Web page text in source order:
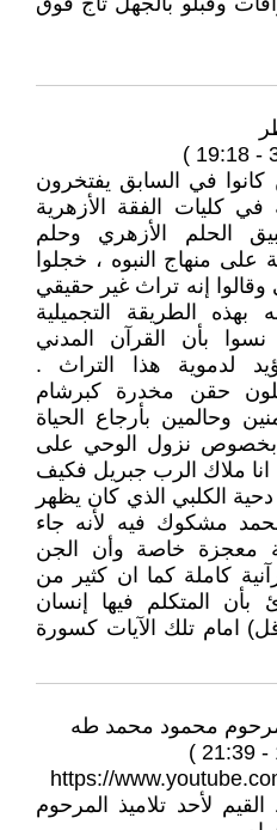
كانوا في السابق يفتخرون
في كليات الفقة الأزهرية
الحلم الأزهري وحلم
على منهاج النبوه ، خجلوا
إنه تراث غير حقيقي
الطريقة التجميلية
بأن القرآن المدني
لدموية هذا التراث .
حقن مخدرة كبرشام
وحالمين بأرجاع الحياة
بخصوص نزول الوحي على
ملاك الرب جبريل فكيف
الكلبي الذي كان يظهر
مشكوك فيه لأنه جاء
معجزة خاصة وأن الجن
كاملة كما ان كثير من
بأن المتكلم فيها إنسان
امام تلك الآيات كسورة
https://
لأحد تلاميذ المرحوم